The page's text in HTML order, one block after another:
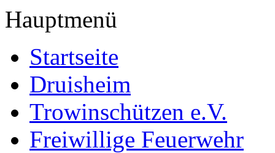
Hauptmenü
Startseite
Druisheim
Trowinschützen e.V.
Freiwillige Feuerwehr